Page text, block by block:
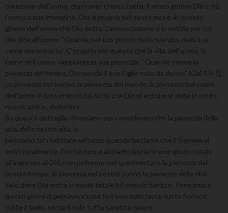
creazione dell’uomo, dopo aver creato tutto, il sesto giorno Dio creò
l’uomo a sua immagine. Ora è proprio nel sesto mese, in questo
giorno dell’uomo che Dio entra. L’annunciazione è la notizia per cui
Dio dice all’uomo: “Guarda, nel tuo giorno, nella tua vita, nella tua
carne ora entro Io”. E’ proprio per questo che la vita dell’uomo, la
carne dell’uomo, raggiunge la sua pienezza. “Quando venne la
pienezza del tempo, Dio mandò il suo Figlio nato da donna” (Gal 4,4-5).
La pienezza del tempo, la pienezza del mondo, la pienezza del cuore
dell’uomo è data proprio dal fatto che Dio vi entra e vi abita in modo
nuovo, unico , definitivo.
Su questo dettaglio rimaniamo per considerare che la pienezza della
vita, della nostra vita, la
possiamo far realizzare soltanto quando lasciamo che il Signore vi
entri totalmente. Finchè non vi abbiamo lasciato uno spazio totale
all’ingresso di Dio, non potremo mai sperimentare la pienezza del
nostro tempo, la pienezza del nostro cuore, la pienezza della vita.
Solo dove Dio entra in modo totale lì il mondo fiorisce. Pensiamo a
questi giorni di primavera cosa fa il sole sulla terra, tutto fiorisce,
tutto è bello, senza il sole tutto sarebbe opaco.